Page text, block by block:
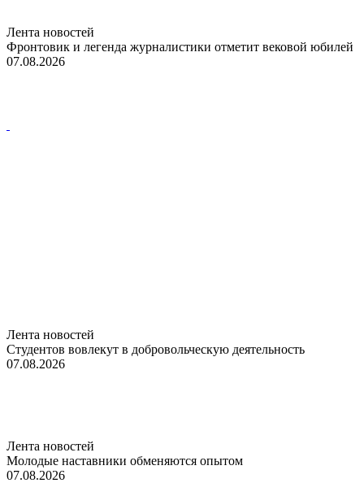
Лента новостей
Фронтовик и легенда журналистики отметит вековой юбилей
07.08.2026
Лента новостей
Студентов вовлекут в добровольческую деятельность
07.08.2026
Лента новостей
Молодые наставники обменяются опытом
07.08.2026